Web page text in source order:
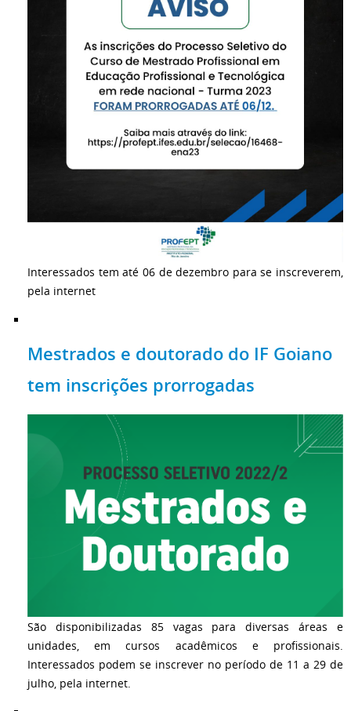
Interessados tem até 06 de dezembro para se inscreverem,
pela internet
Mestrados e doutorado do IF Goiano
tem inscrições prorrogadas
São disponibilizadas 85 vagas para diversas áreas e
unidades, em cursos acadêmicos e profissionais.
Interessados podem se inscrever no período de 11 a 29 de
julho, pela internet.